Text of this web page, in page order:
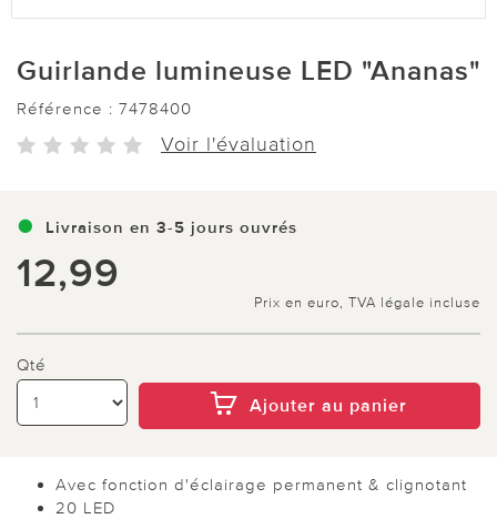
Guirlande lumineuse LED "Ananas"
Référence : 7478400
Voir l'évaluation
Livraison en 3-5 jours ouvrés
12,99
Prix en euro, TVA légale incluse
Qté
Ajouter au panier
Avec fonction d'éclairage permanent & clignotant
20 LED